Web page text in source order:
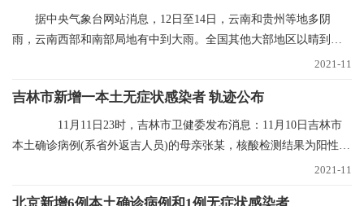
据中央气象台网站消息，12日至14日，云南和贵州等地多阴
雨，云南西部和南部局地有中到大雨。全国其他大部地区以晴到多
2021-11
吉林市新增一本土无症状感染者 轨迹公布
11月11日23时，吉林市卫健委发布消息：11月10日吉林市
本土确诊病例(系省外返吉人员)的母亲张某，核酸检测结果为阳性，
2021-11